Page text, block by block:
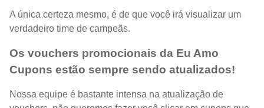
A única certeza mesmo, é de que você irá visualizar um
verdadeiro time de campeãs.
Os vouchers promocionais da Eu Amo
Cupons estão sempre sendo atualizados!
Nossa equipe é bastante intensa na atualização de